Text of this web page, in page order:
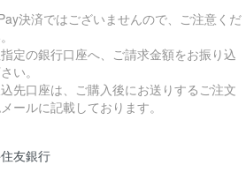
決済ではございませんので、ご注意くだ
定の銀行口座へ、ご請求金額をお振り込
い。
先口座は、ご購入後にお送りするご注文
ールに記載しております。
友銀行